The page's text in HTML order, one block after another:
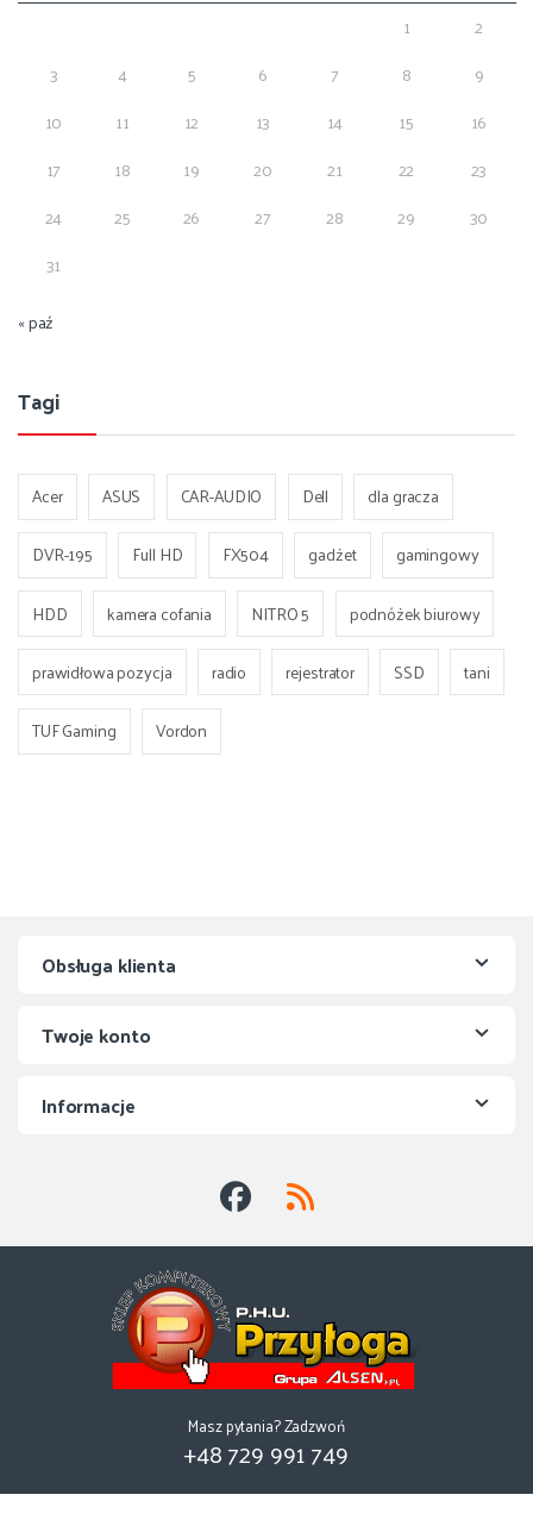
1
2
3
4 5 6 7 8
9
10
11 12 13 14 15
16
17
18 19 20 21 22
23
24
25 26 27 28 29
30
31
« paź
Tagi
Acer ASUS CAR-AUDIO Dell
dla gracza
DVR-195
Full HD FX504 gadżet
gamingowy
HDD
kamera cofania NITRO 5
podnóżek biurowy
prawidłowa pozycja
radio rejestrator SSD
tani
TUF Gaming
Vordon
Obsługa klienta
Twoje konto
Informacje
Masz pytania? Zadzwoń
+48 729 991 749